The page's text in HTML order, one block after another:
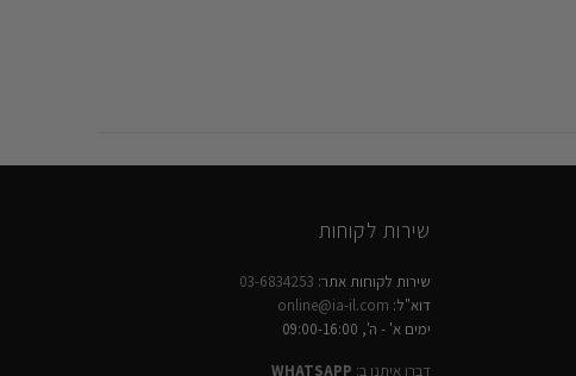
שירות לקוחות
שירות לקוחות אתר: 03-6834253
דוא"ל: online@ia-il.com
ימים א' - ה', 09:00-16:00
דברו איתנו ב: WHATSAPP